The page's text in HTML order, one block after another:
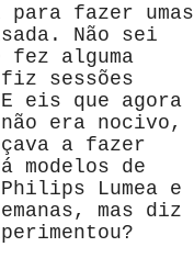
fazer umas
Não sei
fez alguma
sessões
eis que agora
era nocivo,
a fazer
modelos de
Lumea e
mas diz